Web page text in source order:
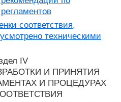
соответствия,
техническими
IV
И ПРИНЯТИЯ
И ПРОЦЕДУРАХ